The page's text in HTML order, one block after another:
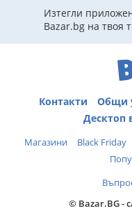
Изтегли
Bazar.bg на твоя
Контакти Общи
Десктоп
Магазини Black Friday
© Bazar.BG -